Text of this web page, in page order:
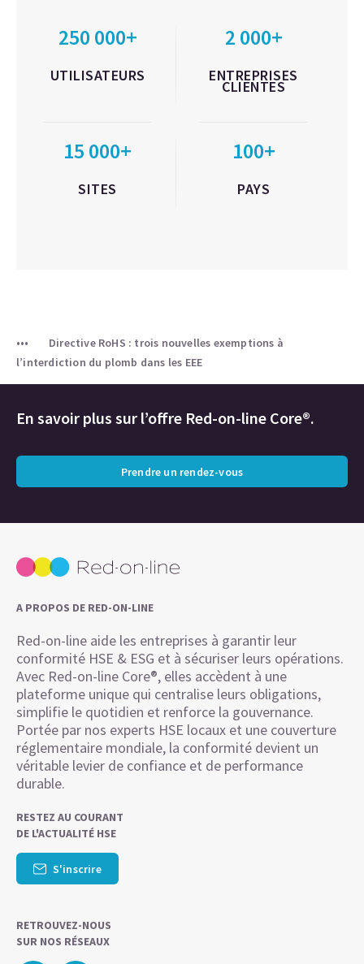
250 000+
UTILISATEURS
2 000+
ENTREPRISES
CLIENTES
15 000+
SITES
100+
PAYS
Directive RoHS : trois nouvelles exemptions à
l’interdiction du plomb dans les EEE
En savoir plus sur l’offre Red-on-line Core®.
Prendre un rendez-vous
A PROPOS DE RED-ON-LINE
Red-on-line aide les entreprises à garantir leur
conformité HSE & ESG et à sécuriser leurs opérations.
Avec Red-on-line Core®, elles accèdent à une
plateforme unique qui centralise leurs obligations,
simplifie le quotidien et renforce la gouvernance.
Portée par nos experts HSE locaux et une couverture
réglementaire mondiale, la conformité devient un
véritable levier de confiance et de performance
durable.
RESTEZ AU COURANT
DE L'ACTUALITÉ HSE
S'inscrire
RETROUVEZ-NOUS
SUR NOS RÉSEAUX